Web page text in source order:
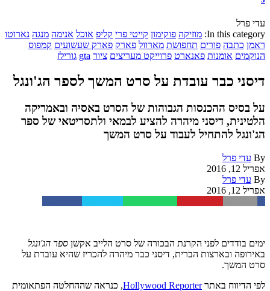
עדי פרל
In this category: מוזיקה פוקימון קייטי פרי קליפ אוכל אנימה מנגה נארוטו
ראמן כתבה פורים תחפושת מארוול פארק פארק שעשועים קמפוס
הנוקמים אומנות פאנארט פרוייקט מעריצים ציור gta גורילז
דיסני כבר עובדת על סרט המשך לספר הג'ונגל
על בסיס ההכנסות הגבוהות של הסרט באסיה ובאמריקה
הלטינית, דיסני מיהרה להציע לבמאי ולתסריטאי של ספר
הג'ונגל להתחיל לעבוד על סרט המשך
By עדי פרל
אפריל 12, 2016
By עדי פרל
אפריל 12, 2016
ימים בודדים לפני הקרנת הבכורה של סרט הלייב אקשן ספר הג'ונגל
באירופה ובארצות הברית, דיסני כבר מיהרה להכריז שהיא עובדת על
סרט המשך.
לפי הדיווח באתרHollywood Reporter, כנראה שההחלטה הפתאומית